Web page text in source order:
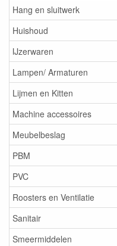
Hang en sluitwerk
Huishoud
IJzerwaren
Lampen/ Armaturen
Lijmen en Kitten
Machine accessoires
Meubelbeslag
PBM
PVC
Roosters en Ventilatie
Sanitair
Smeermiddelen